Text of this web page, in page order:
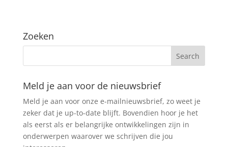
Zoeken
Meld je aan voor de nieuwsbrief
Meld je aan voor onze e-mailnieuwsbrief, zo weet je
zeker dat je up-to-date blijft. Bovendien hoor je het
als eerst als er belangrijke ontwikkelingen zijn in
onderwerpen waarover we schrijven die jou